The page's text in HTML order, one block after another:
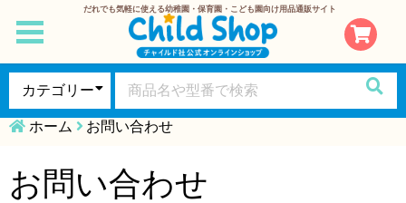
だれでも気軽に使える幼稚園・保育園・こども園向け用品通販サイト
toggle
navigation
ホーム お問い合わせ
お問い合わせ